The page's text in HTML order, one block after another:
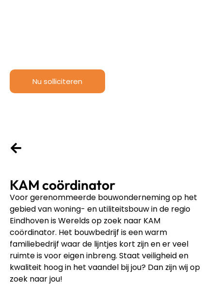
Nu solliciteren
KAM coördinator
Voor gerenommeerde bouwonderneming op het
gebied van woning- en utiliteitsbouw in de regio
Eindhoven is Werelds op zoek naar KAM
coördinator. Het bouwbedrijf is een warm
familiebedrijf waar de lijntjes kort zijn en er veel
ruimte is voor eigen inbreng. Staat veiligheid en
kwaliteit hoog in het vaandel bij jou? Dan zijn wij op
zoek naar jou!